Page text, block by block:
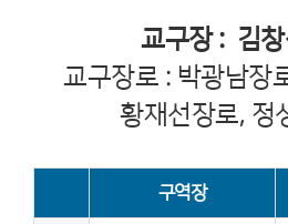
교구장 : 김
교구장로 : 박광남장
황재선장로, 정
구역장